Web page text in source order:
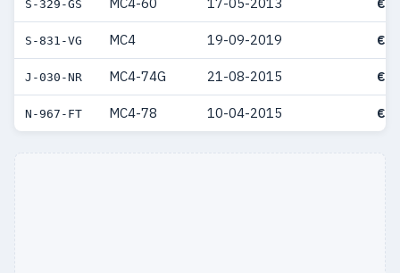
S-329-GS
S-831-VG MC4 19-09-2019 €
J-030-NR MC4-74G 21-08-2015 €
N-967-FT MC4-78 10-04-2015 €